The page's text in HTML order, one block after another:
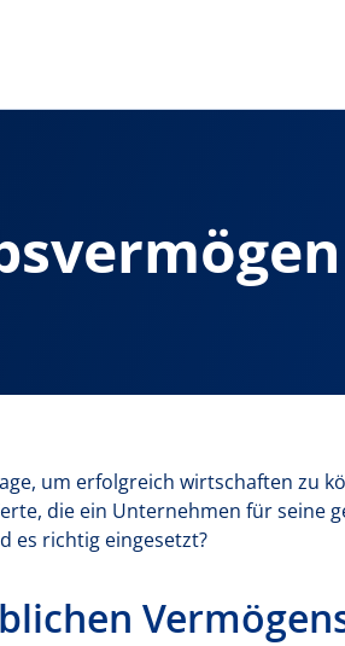
um erfolgreich wirtschaften zu
die ein Unternehmen für seine
es richtig eingesetzt?